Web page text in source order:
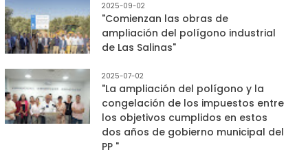
2025-09-02
"Comienzan las obras de
ampliación del polígono industrial
de Las Salinas"
2025-07-02
"La ampliación del polígono y la
congelación de los impuestos entre
los objetivos cumplidos en estos
dos años de gobierno municipal del
PP "